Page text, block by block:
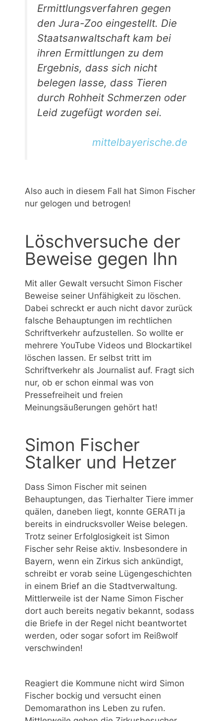
Ermittlungsverfahren gegen
den Jura-Zoo eingestellt. Die
Staatsanwaltschaft kam bei
ihren Ermittlungen zu dem
Ergebnis, dass sich nicht
belegen lasse, dass Tieren
durch Rohheit Schmerzen oder
Leid zugefügt worden sei.
mittelbayerische.de
Also auch in diesem Fall hat Simon Fischer
nur gelogen und betrogen!
Löschversuche der
Beweise gegen Ihn
Mit aller Gewalt versucht Simon Fischer
Beweise seiner Unfähigkeit zu löschen.
Dabei schreckt er auch nicht davor zurück
falsche Behauptungen im rechtlichen
Schriftverkehr aufzustellen. So wollte er
mehrere YouTube Videos und Blockartikel
löschen lassen. Er selbst tritt im
Schriftverkehr als Journalist auf. Fragt sich
nur, ob er schon einmal was von
Pressefreiheit und freien
Meinungsäußerungen gehört hat!
Simon Fischer
Stalker und Hetzer
Dass Simon Fischer mit seinen
Behauptungen, das Tierhalter Tiere immer
quälen, daneben liegt, konnte GERATI ja
bereits in eindrucksvoller Weise belegen.
Trotz seiner Erfolglosigkeit ist Simon
Fischer sehr Reise aktiv. Insbesondere in
Bayern, wenn ein Zirkus sich ankündigt,
schreibt er vorab seine Lügengeschichten
in einem Brief an die Stadtverwaltung.
Mittlerweile ist der Name Simon Fischer
dort auch bereits negativ bekannt, sodass
die Briefe in der Regel nicht beantwortet
werden, oder sogar sofort im Reißwolf
verschwinden!
Reagiert die Kommune nicht wird Simon
Fischer bockig und versucht einen
Demomarathon ins Leben zu rufen.